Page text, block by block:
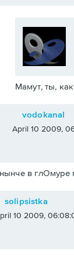
Мамут, ты,
vodokanal
April 10 2009,
в глОмуре
solipsistka
10 2009,